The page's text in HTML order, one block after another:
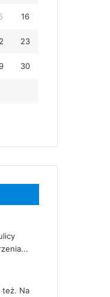
16
23
30
też. Na